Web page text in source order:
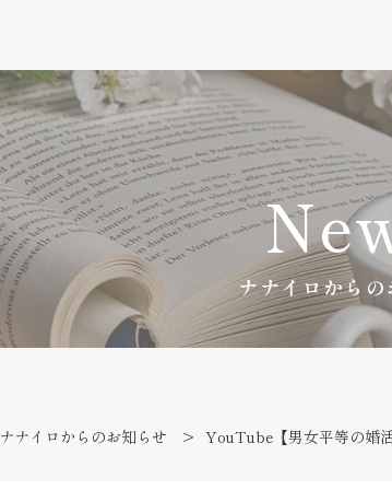
ナナイロから
ナナイロからのお知らせ YouTube【男女平等の婚